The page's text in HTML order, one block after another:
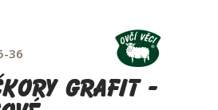
36
Grafit -